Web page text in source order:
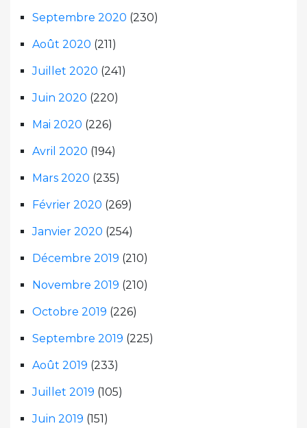
Septembre 2020 (230)
Août 2020 (211)
Juillet 2020 (241)
Juin 2020 (220)
Mai 2020 (226)
Avril 2020 (194)
Mars 2020 (235)
Février 2020 (269)
Janvier 2020 (254)
Décembre 2019 (210)
Novembre 2019 (210)
Octobre 2019 (226)
Septembre 2019 (225)
Août 2019 (233)
Juillet 2019 (105)
Juin 2019 (151)